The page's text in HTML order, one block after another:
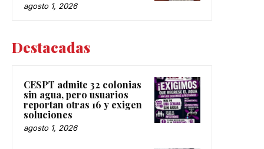
agosto 1, 2026
Destacadas
CESPT admite 32 colonias
sin agua, pero usuarios
reportan otras 16 y exigen
soluciones
agosto 1, 2026